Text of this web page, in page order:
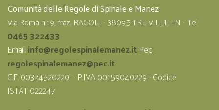
Comunità delle Regole di Spinale e Manez
Via Roma n.19, fraz. RAGOLI - 38095 TRE VILLE TN - Tel
0465 322433
Email:info@regolespinalemanez.itPec:
regolespinalemanez@pec.it
C.F. 00324520220 – P.IVA 00159040229 - Codice
ISTAT 022247